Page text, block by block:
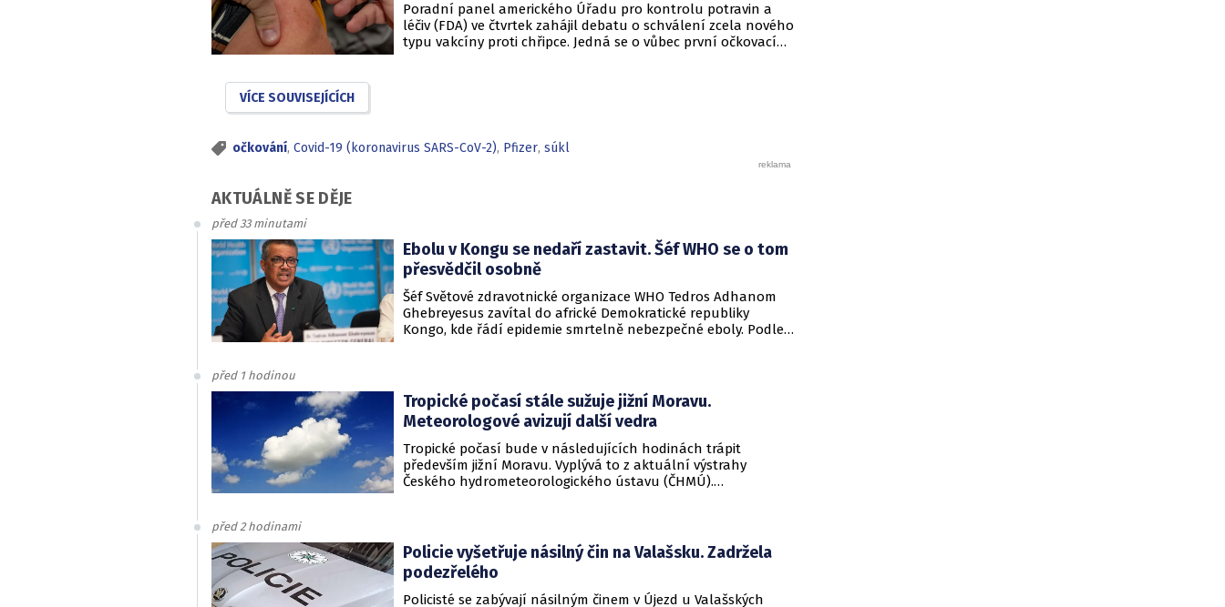
připomínkovém řízení.
Poradní panel amerického Úřadu pro kontrolu potravin a
léčiv (FDA) ve čtvrtek zahájil debatu o schválení zcela nového
typu vakcíny proti chřipce. Jedná se o vůbec první očkovací
VÍCE SOUVISEJÍCÍCH
očkování, Covid-19 (koronavirus SARS-CoV-2), Pfizer, súkl
AKTUÁLNĚ SE DĚJE
před 33 minutami
Ebolu v Kongu se nedaří zastavit. Šéf WHO se o tom
přesvědčil osobně
Šéf Světové zdravotnické organizace WHO Tedros Adhanom
Ghebreyesus zavítal do africké Demokratické republiky
Kongo, kde řádí epidemie smrtelně nebezpečné eboly. Podle
před 1 hodinou
Tropické počasí stále sužuje jižní Moravu.
Meteorologové avizují další vedra
Tropické počasí bude v následujících hodinách trápit
především jižní Moravu. Vyplývá to z aktuální výstrahy
Českého hydrometeorologického ústavu (ČHMÚ).
před 2 hodinami
Policie vyšetřuje násilný čin na Valašsku. Zadržela
podezřelého
Policisté se zabývají násilným činem v Újezd u Valašských